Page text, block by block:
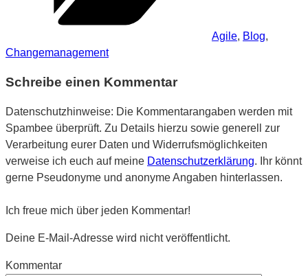
Agile, Blog,
Changemanagement
Schreibe einen Kommentar
Datenschutzhinweise: Die Kommentarangaben werden mit
Spambee überprüft. Zu Details hierzu sowie generell zur
Verarbeitung eurer Daten und Widerrufsmöglichkeiten
verweise ich euch auf meine Datenschutzerklärung. Ihr könnt
gerne Pseudonyme und anonyme Angaben hinterlassen.
Ich freue mich über jeden Kommentar!
Deine E-Mail-Adresse wird nicht veröffentlicht.
Kommentar